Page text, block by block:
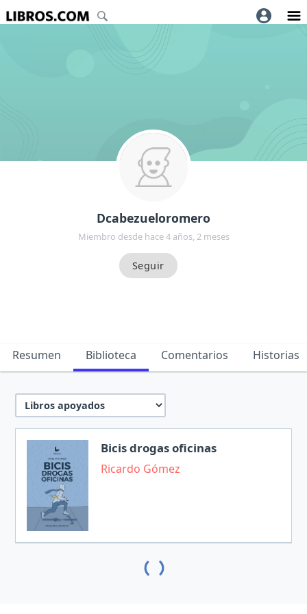
Dcabezueloromero
Miembro desde hace 4 años, 2 meses
Resumen Biblioteca Comentarios Historias
Bicis drogas oficinas
Ricardo Gómez